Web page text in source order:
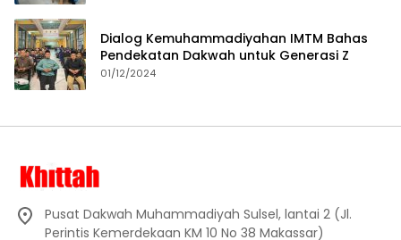
Dialog Kemuhammadiyahan IMTM Bahas
Pendekatan Dakwah untuk Generasi Z
01/12/2024
Pusat Dakwah Muhammadiyah Sulsel, lantai 2 (Jl.
Perintis Kemerdekaan KM 10 No 38 Makassar)